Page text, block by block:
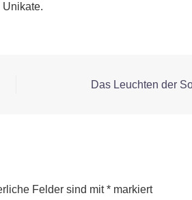
Das Leuchten der
Felder sind mit* markiert